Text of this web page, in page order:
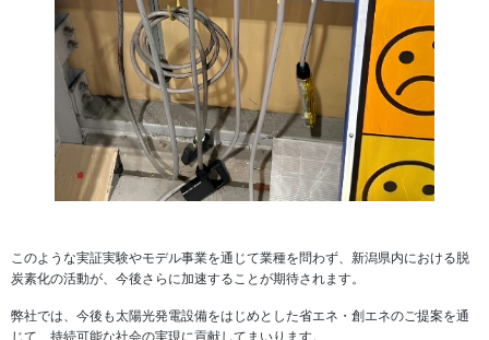
このような実証実験やモデル事業を通じて業種を問わず、新潟県内における脱
炭素化の活動が、今後さらに加速することが期待されます。
弊社では、今後も太陽光発電設備をはじめとした省エネ・創エネのご提案を通
じて、持続可能な社会の実現に貢献してまいります。